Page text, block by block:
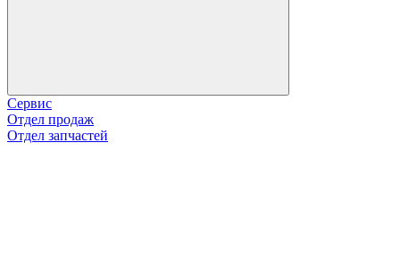
Сервис
Отдел продаж
Отдел запчастей